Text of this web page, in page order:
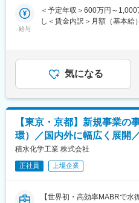
変更の範囲：会社の定める業務
ンの材料技術です。国内外
等で、本材を用いた自己修復
■事業：
社会課題の解決と持続可能な
ンフラ材料の、自己修復によ
崩落防止等の、国内外市場
化剤
・強み：世界オンリーワンの
ョン化剤 （名古屋大学
NHKはじめ国内TVで多
SpringerNature?2024年5月
ョン応用技術研究会HP参照?
(https://
給与
＜予定年収＞600万円～
し＜賃金内訳＞月額（基本
て上下する可能性がありま
です。 気になる
【東京・京都】新規事業の
環）／国内外に幅広く展開
積水化学工業 株式会社
正社員 上場企業
【世界初・高効率MABRで